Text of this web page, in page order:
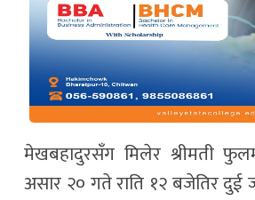
मेखबहादुरसँग मिलेर श्रीमती
असार २० गते राति १२ बजेतिर दुई